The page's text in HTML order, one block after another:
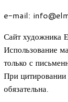
e-mail:
Сайт художника
Использование
только с
При
обязательна.